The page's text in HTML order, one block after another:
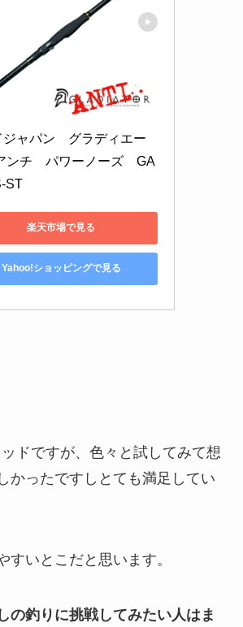
ジャパン　グラディエー
ンチ　パワーノーズ　GA
ST
楽天市場で見る
Yahoo!ショッピングで見る
ドですが、色々と試してみて想
かったですしとても満足してい
すいとこだと思います。
の釣りに挑戦してみたい人はま